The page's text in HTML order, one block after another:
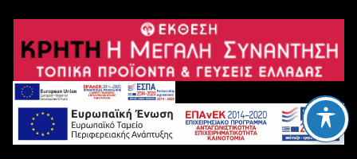
περιεχόμενο